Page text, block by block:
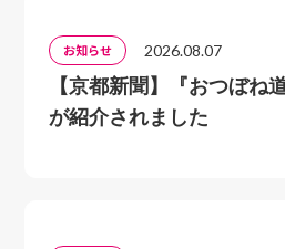
お知らせ 2026.08.07
【京都新聞】『おつぼね
が紹介されました